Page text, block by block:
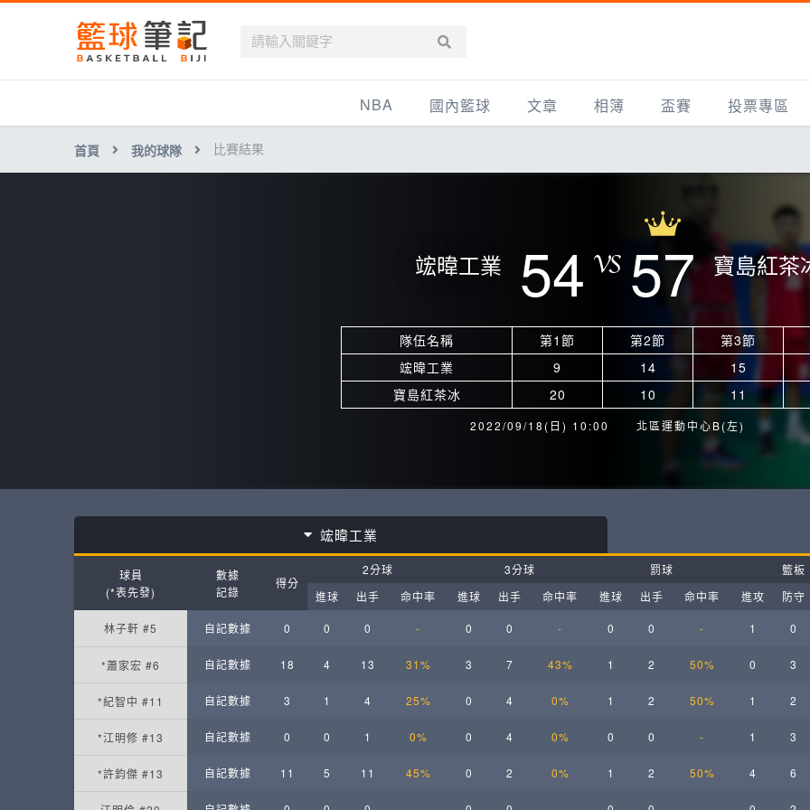
NBA
國內籃球
HBL
文章
知識分享
主打專題
相簿 盃賽
SCBL 三重康克斯籃球聯盟
UBL
SHUBL世新籃球聯盟
SBC輔大超級盃
三重女子籃球聯盟
淡水豆花聯盟
EMPOWER
月見山Max League
Rise
屏東國民聯盟
ELITE週日籃球聯盟-中壢場
投票專區
首頁 我的球隊 比賽結果
竤暐工業 54 57 寶島紅茶
隊伍名稱 第1節 第2節
第3節
竤暐工業
9 14
15
寶島紅茶冰
20 10 11
2022/09/18(日) 10:00 北區運動中心B(左)
竤暐工業
球員
(*表先發)
數據
記錄
得分
2分球 3分球 罰球
籃板
進球
出手 命中率 進球 出手 命中率 進球 出手 命中率 進攻 防守
林子軒 #5 自記數據 0 0 0 - 0 0 - 0 0 - 1 0
*蕭家宏 #6 自記數據 18 4 13 31% 3 7 43% 1 2 50% 0 3
*紀智中 #11 自記數據 3 1 4 25% 0 4 0% 1 2 50% 1 2
*江明修 #13 自記數據 0 0 1 0% 0 4 0% 0 0 - 1 3
*許鈞傑 #13 自記數據 11 5 11 45% 0 2 0% 1 2 50% 4 6